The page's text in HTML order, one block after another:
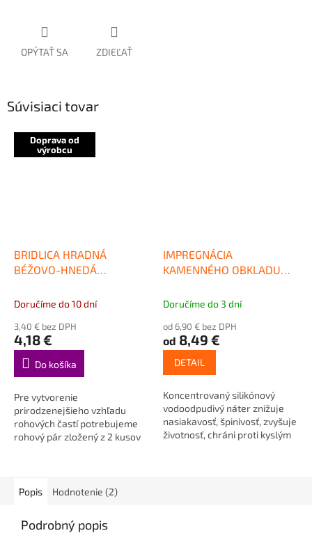
OPÝTAŤ SA ZDIEĽAŤ
Súvisiaci tovar
Doprava od
výrobcu
BRIDLICA HRADNÁ
BÉŽOVO-HNEDÁ
Doručíme do 10 dní
3,40 € bez DPH
4,18 €
Do košíka
Pre vytvorenie
prirodzenejšieho vzhľadu
rohových častí potrebujeme
rohový pár zložený z 2 kusov
IMPREGNÁCIA
KAMENNÉHO OBKLADU
Doručíme do 3 dní
od 6,90 € bez DPH
od 8,49 €
DETAIL
Koncentrovaný silikónový
vodoodpudivý náter znižuje
nasiakavosť, špinivosť, zvyšuje
životnosť, chráni proti kyslým
Popis Hodnotenie (2)
Podrobný popis